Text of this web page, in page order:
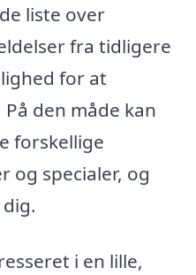
liste over
fra tidligere
for at
den måde kan
forskellige
og specialer, og
i en lille,